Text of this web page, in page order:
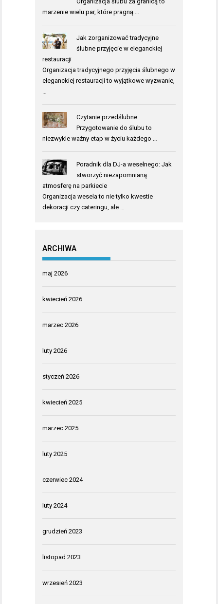
marzenie wielu par, które pragną …
Jak zorganizować tradycyjne
ślubne przyjęcie w eleganckiej
restauracji
Organizacja tradycyjnego przyjęcia ślubnego w
eleganckiej restauracji to wyjątkowe wyzwanie,
Czytanie przedślubne
Przygotowanie do ślubu to
niezwykle ważny etap w życiu każdego …
Poradnik dla DJ-a weselnego: Jak
stworzyć niezapomnianą
atmosferę na parkiecie
Organizacja wesela to nie tylko kwestie
dekoracji czy cateringu, ale …
ARCHIWA
maj 2026
kwiecień 2026
marzec 2026
luty 2026
styczeń 2026
kwiecień 2025
marzec 2025
luty 2025
czerwiec 2024
luty 2024
grudzień 2023
listopad 2023
wrzesień 2023